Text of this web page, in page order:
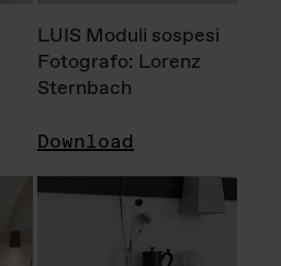
LUIS Moduli sospesi
Fotografo: Lorenz
Sternbach
Download